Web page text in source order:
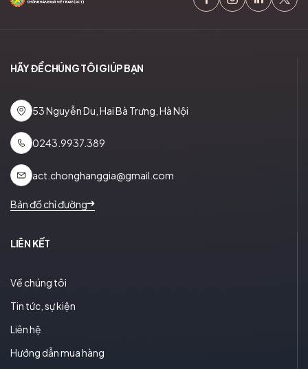
HÃY ĐỂ CHÚNG TÔI GIÚP BẠN
53 Nguyễn Du, Hai Bà Trưng, Hà Nội
0243.9937.389
act.chonghanggia@gmail.com
Bản đồ chỉ đường
LIÊN KẾT
Về chúng tôi
Tin tức, sự kiện
Liên hệ
Hướng dẫn mua hàng